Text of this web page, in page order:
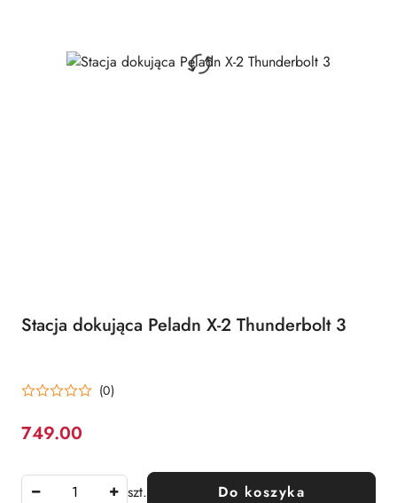
Stacja dokująca Peladn X-2 Thunderbolt 3
(0)
Cena:
749.00
szt. Do koszyka